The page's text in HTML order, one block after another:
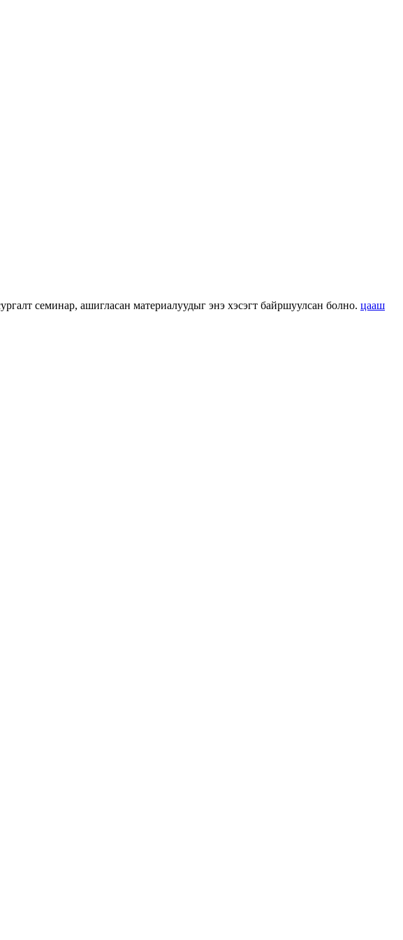
семинар, ашигласан материалуудыг энэ хэсэгт байршуулсан болно. цааш